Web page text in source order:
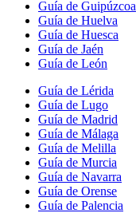
Guía de Guipúzcoa
Guía de Huelva
Guía de Huesca
Guía de Jaén
Guía de León
Guía de Lérida
Guía de Lugo
Guía de Madrid
Guía de Málaga
Guía de Melilla
Guía de Murcia
Guía de Navarra
Guía de Orense
Guía de Palencia